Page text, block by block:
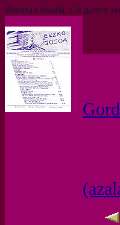
Ilbeltza-Otsailla. I-II garren